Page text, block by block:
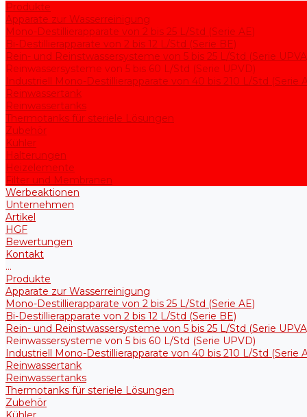
Produkte
Apparate zur Wasserreinigung
Mono-Destillierapparate von 2 bis 25 L/Std (Serie AE)
Bi-Destillierapparate von 2 bis 12 L/Std (Serie BE)
Rein- und Reinstwassersysteme von 5 bis 25 L/Std (Serie
Reinwassersysteme von 5 bis 60 L/Std (Serie UPVD)
Industriell Mono-Destillierapparate von 40 bis 210 L/Std (Serie
Reinwassertank
Reinwassertanks
Thermotanks für steriele Lösungen
Zubehör
Kühler
Halterungen
Heizelemente
Filter und Membranen
Werbeaktionen
Unternehmen
Artikel
HGF
Bewertungen
Kontakt
...
Produkte
Apparate zur Wasserreinigung
Mono-Destillierapparate von 2 bis 25 L/Std (Serie AE)
Bi-Destillierapparate von 2 bis 12 L/Std (Serie BE)
Rein- und Reinstwassersysteme von 5 bis 25 L/Std (Serie
Reinwassersysteme von 5 bis 60 L/Std (Serie UPVD)
Industriell Mono-Destillierapparate von 40 bis 210 L/Std (Serie
Reinwassertank
Reinwassertanks
Thermotanks für steriele Lösungen
Zubehör